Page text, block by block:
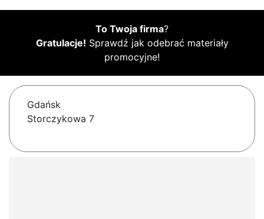
To Twoja firma?
Gratulacje! Sprawdź jak odebrać materiały
promocyjne!
Gdańsk
Storczykowa 7